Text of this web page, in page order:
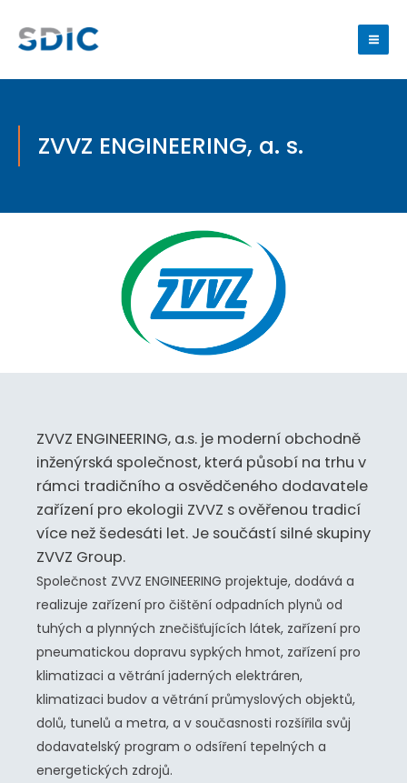
ZVVZ ENGINEERING, a. s.
ZVVZ ENGINEERING, a.s. je moderní obchodně
inženýrská společnost, která působí na trhu v
rámci tradičního a osvědčeného dodavatele
zařízení pro ekologii ZVVZ s ověřenou tradicí
více než šedesáti let. Je součástí silné skupiny
ZVVZ Group.
Společnost ZVVZ ENGINEERING projektuje, dodává a
realizuje zařízení pro čištění odpadních plynů od
tuhých a plynných znečišťujících látek, zařízení pro
pneumatickou dopravu sypkých hmot, zařízení pro
klimatizaci a větrání jaderných elektráren,
klimatizaci budov a větrání průmyslových objektů,
dolů, tunelů a metra, a v současnosti rozšířila svůj
dodavatelský program o odsíření tepelných a
energetických zdrojů.